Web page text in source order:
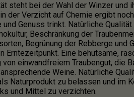
steht bei der Wahl der Winzer und
der Verzicht auf Chemie ergibt
und Genuss trinkt. Natürliche
Beschränkung der
Begrünung der Rebberge und
Erntezeitpunkt. Eine behutsame,
von einwandfreiem Traubengut, die
Weine. Natürliche
Naturprodukt zu belassen und im
und Mittel zu verzichten.